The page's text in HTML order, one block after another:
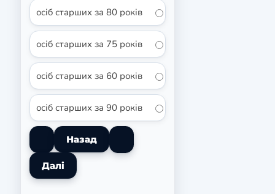
осіб старших за 80 років
осіб старших за 75 років
осіб старших за 60 років
осіб старших за 90 років